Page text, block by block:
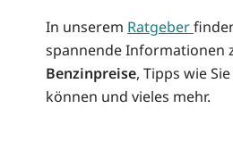
In unserem Ratgeber
spannende Informationen
Benzinpreise, Tipps wie
können und vieles mehr.